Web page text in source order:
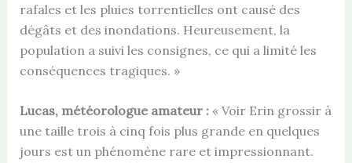
rafales et les pluies torrentielles ont causé des
dégâts et des inondations. Heureusement, la
population a suivi les consignes, ce qui a limité les
conséquences tragiques. »
Lucas, météorologue amateur :« Voir Erin grossir à
une taille trois à cinq fois plus grande en quelques
jours est un phénomène rare et impressionnant.